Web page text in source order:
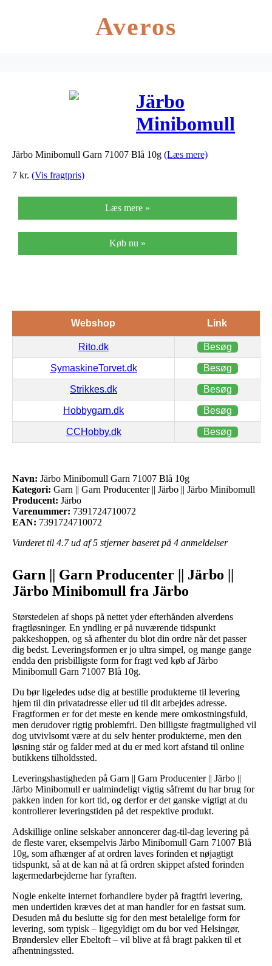
Averos
Järbo
Minibomull
Garn 71007
Järbo Minibomull Garn 71007 Blå 10g (Læs mere)
7 kr. (Vis fragtpris)
Læs mere »
Køb nu »
Webshop Link
Rito.dk Besøg
SymaskineTorvet.dk Besøg
Strikkes.dk Besøg
Hobbygarn.dk Besøg
CCHobby.dk Besøg
Navn: Järbo Minibomull Garn 71007 Blå 10g
Kategori: Garn || Garn Producenter || Järbo || Järbo Minibomull
Producent: Järbo
Varenummer: 7391724710072
EAN: 7391724710072
Vurderet til 4.7ud af 5 stjerner baseret på 4 anmeldelser
Garn || Garn Producenter || Järbo ||
Järbo Minibomull fra Järbo
Størstedelen af shops på nettet yder efterhånden alverdens
fragtløsninger. En yndling er på nuværende tidspunkt
pakkeshoppen, og så afhenter du blot din ordre når det passer
dig bedst. Leveringsformen er jo ultra simpel, og mange gange
endda den prisbilligste form for fragt ved køb af Järbo
Minibomull Garn 71007 Blå 10g.
Du bør ligeledes udse dig at bestille produkterne til levering
hjem til din privatadresse eller ud til dit arbejdes adresse.
Fragtformen er for det meste en kende mere omkostningsfuld,
men derudover rigtig problemfri. Den billigste fragtmulighed vil
dog utvivlsomt være at du selv henter produkterne, men den
løsning står og falder med at du er med kort afstand til online
butikkens tilholdssted.
Leveringshastigheden på Garn || Garn Producenter || Järbo ||
Järbo Minibomull er ualmindeligt vigtig såfremt du har brug for
pakken inden for kort tid, og derfor er det ganske vigtigt at du
kontrollerer leveringstiden på det respektive produkt.
Adskillige online selskaber annoncerer dag-til-dag levering på
de fleste varer, eksempelvis Järbo Minibomull Garn 71007 Blå
10g, som afhænger af at ordren laves forinden et nøjagtigt
tidspunkt, så at de kan nå at få ordren skippet afsted forinden
lagermedarbejderne har fyraften.
Nogle enkelte internet forhandlere byder på fragtfri levering,
men undertiden kræves det at man handler for en fastsat sum.
Desuden må du beslutte sig for den mest betalelige form for
levering, som typisk – ligegyldigt om du bor ved Helsingør,
Brønderslev eller Ebeltoft – vil blive at få bragt pakken til et
afhentningssted.